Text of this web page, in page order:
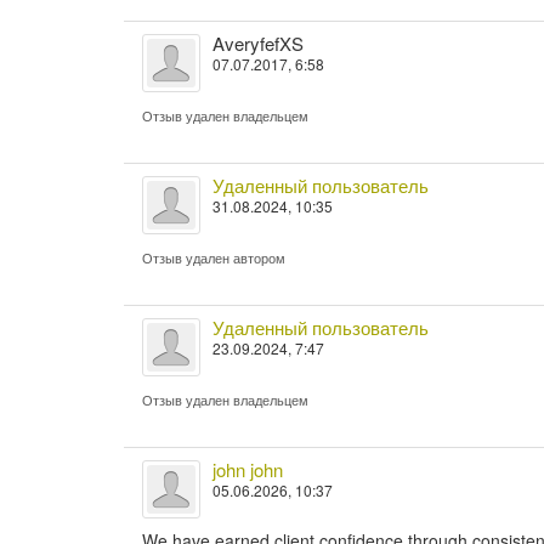
AveryfefXS
07.07.2017, 6:58
Отзыв удален владельцем
Удаленный пользователь
31.08.2024, 10:35
Отзыв удален автором
Удаленный пользователь
23.09.2024, 7:47
Отзыв удален владельцем
john john
05.06.2026, 10:37